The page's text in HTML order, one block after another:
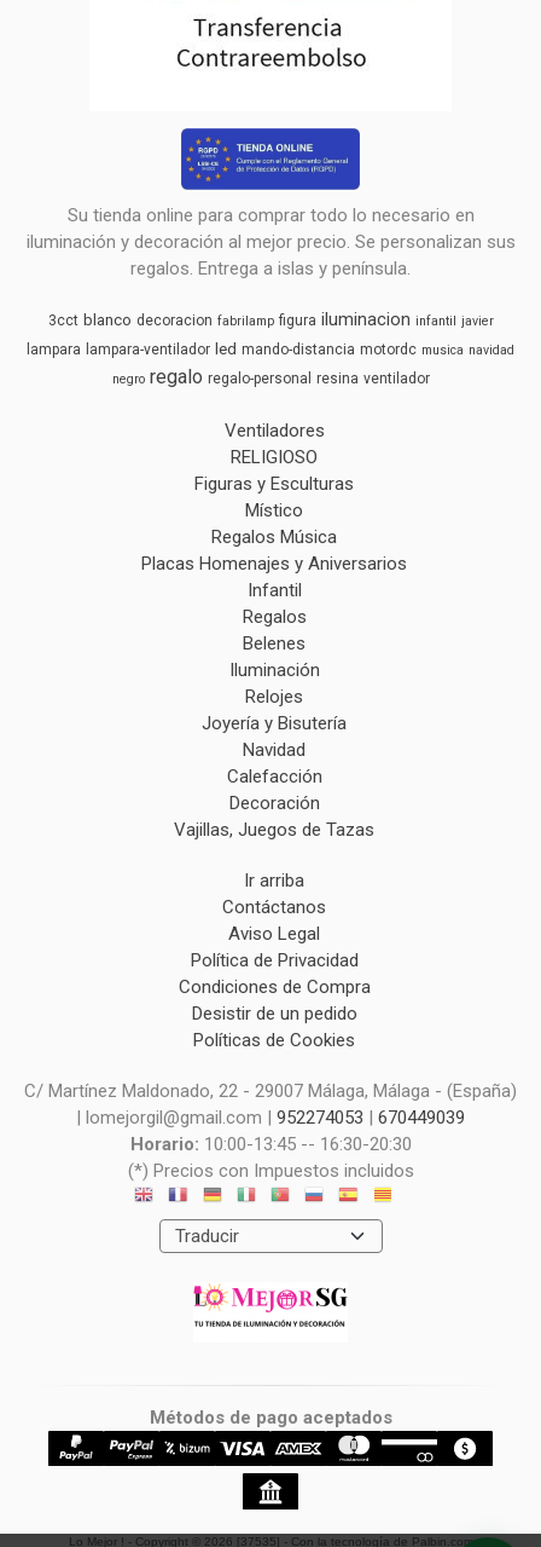
Su tienda online para comprar todo lo necesario en
iluminación y decoración al mejor precio. Se personalizan sus
regalos. Entrega a islas y península.
3cct blanco decoracion fabrilamp figura iluminacion infantil javier
lampara lampara-ventilador led mando-distancia motordc musica navidad
negro regalo regalo-personal resina ventilador
Ventiladores
RELIGIOSO
Figuras y Esculturas
Místico
Regalos Música
Placas Homenajes y Aniversarios
Infantil
Regalos
Belenes
Iluminación
Relojes
Joyería y Bisutería
Navidad
Calefacción
Decoración
Vajillas, Juegos de Tazas
Ir arriba
Contáctanos
Aviso Legal
Política de Privacidad
Condiciones de Compra
Desistir de un pedido
Políticas de Cookies
C/ Martínez Maldonado, 22 - 29007 Málaga, Málaga - (España)
| lomejorgil@gmail.com | 952274053
670449039
Horario: 10:00-13:45 -- 16:30-20:30
(*) Precios con Impuestos incluidos
Métodos de pago aceptados
Lo Mejor ! - Copyright © 2026 [37535] - Con la tecnología de Palbin.com